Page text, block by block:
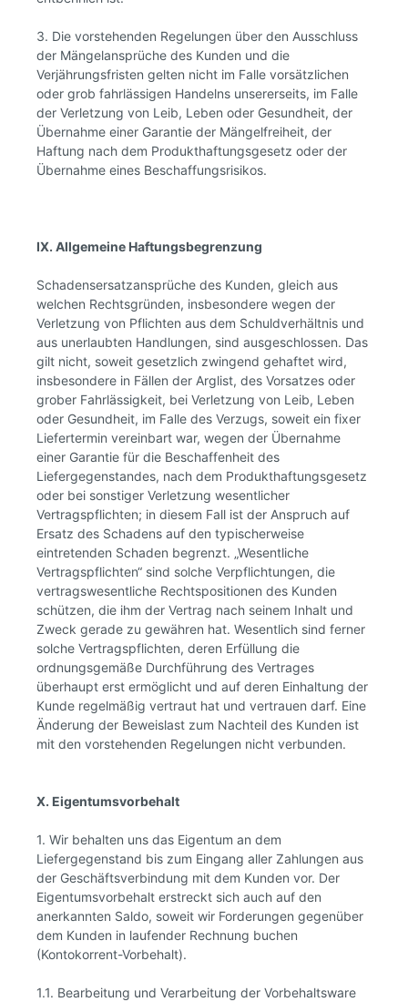
3. Die vorstehenden Regelungen über den Ausschluss
der Mängelansprüche des Kunden und die
Verjährungsfristen gelten nicht im Falle vorsätzlichen
oder grob fahrlässigen Handelns unsererseits, im Falle
der Verletzung von Leib, Leben oder Gesundheit, der
Übernahme einer Garantie der Mängelfreiheit, der
Haftung nach dem Produkthaftungsgesetz oder der
Übernahme eines Beschaffungsrisikos.
IX. Allgemeine Haftungsbegrenzung
Schadensersatzansprüche des Kunden, gleich aus
welchen Rechtsgründen, insbesondere wegen der
Verletzung von Pflichten aus dem Schuldverhältnis und
aus unerlaubten Handlungen, sind ausgeschlossen. Das
gilt nicht, soweit gesetzlich zwingend gehaftet wird,
insbesondere in Fällen der Arglist, des Vorsatzes oder
grober Fahrlässigkeit, bei Verletzung von Leib, Leben
oder Gesundheit, im Falle des Verzugs, soweit ein fixer
Liefertermin vereinbart war, wegen der Übernahme
einer Garantie für die Beschaffenheit des
Liefergegenstandes, nach dem Produkthaftungsgesetz
oder bei sonstiger Verletzung wesentlicher
Vertragspflichten; in diesem Fall ist der Anspruch auf
Ersatz des Schadens auf den typischerweise
eintretenden Schaden begrenzt. „Wesentliche
Vertragspflichten“ sind solche Verpflichtungen, die
vertragswesentliche Rechtspositionen des Kunden
schützen, die ihm der Vertrag nach seinem Inhalt und
Zweck gerade zu gewähren hat. Wesentlich sind ferner
solche Vertragspflichten, deren Erfüllung die
ordnungsgemäße Durchführung des Vertrages
überhaupt erst ermöglicht und auf deren Einhaltung der
Kunde regelmäßig vertraut hat und vertrauen darf. Eine
Änderung der Beweislast zum Nachteil des Kunden ist
mit den vorstehenden Regelungen nicht verbunden.
X. Eigentumsvorbehalt
1. Wir behalten uns das Eigentum an dem
Liefergegenstand bis zum Eingang aller Zahlungen aus
der Geschäftsverbindung mit dem Kunden vor. Der
Eigentumsvorbehalt erstreckt sich auch auf den
anerkannten Saldo, soweit wir Forderungen gegenüber
dem Kunden in laufender Rechnung buchen
(Kontokorrent-Vorbehalt).
1.1. Bearbeitung und Verarbeitung der Vorbehaltsware